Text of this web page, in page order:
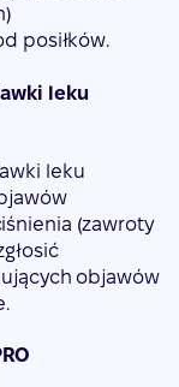
posiłków.
leku
leku
(zawroty
objawów